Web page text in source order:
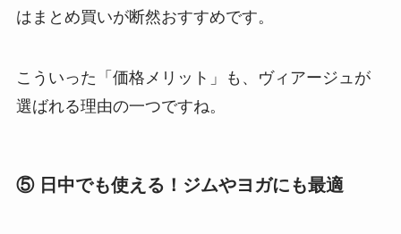
はまとめ買いが断然おすすめです。
こういった「価格メリット」も、ヴィアージュが
選ばれる理由の一つですね。
⑤ 日中でも使える！ジムやヨガにも最適